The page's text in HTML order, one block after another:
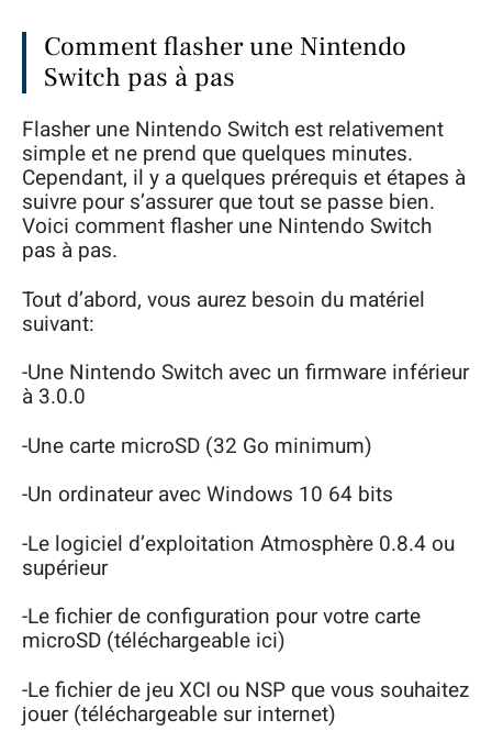
Comment flasher une Nintendo
Switch pas à pas
Flasher une Nintendo Switch est relativement
simple et ne prend que quelques minutes.
Cependant, il y a quelques prérequis et étapes à
suivre pour s’assurer que tout se passe bien.
Voici comment flasher une Nintendo Switch
pas à pas.
Tout d’abord, vous aurez besoin du matériel
suivant:
-Une Nintendo Switch avec un firmware inférieur
à 3.0.0
-Une carte microSD (32 Go minimum)
-Un ordinateur avec Windows 10 64 bits
-Le logiciel d’exploitation Atmosphère 0.8.4 ou
supérieur
-Le fichier de configuration pour votre carte
microSD (téléchargeable ici)
-Le fichier de jeu XCI ou NSP que vous souhaitez
jouer (téléchargeable sur internet)